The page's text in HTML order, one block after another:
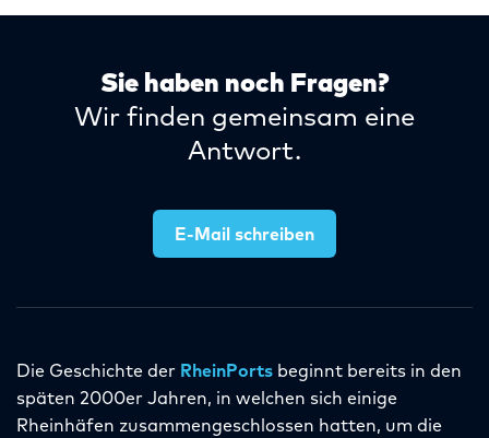
Sie haben noch Fragen?
Wir finden gemeinsam eine
Antwort.
E-Mail schreiben
Die Geschichte der RheinPorts beginnt bereits in den
späten 2000er Jahren, in welchen sich einige
Rheinhäfen zusammengeschlossen hatten, um die